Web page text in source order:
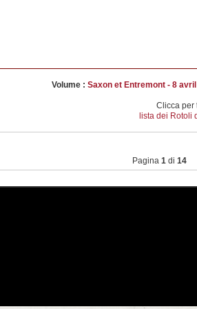
Volume : Saxon et Entremont - 8
Clicca per
lista dei
Pagina 1di 14